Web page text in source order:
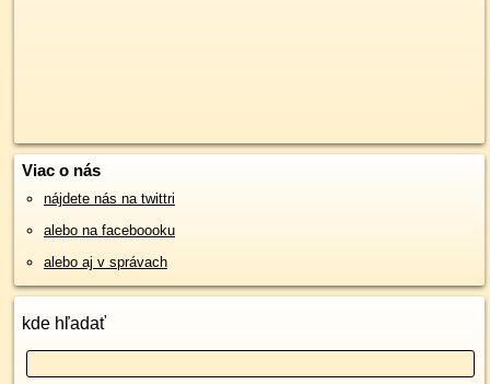
Viac o nás
nájdete nás na twittri
alebo na faceboooku
alebo aj v správach
kde hľadať